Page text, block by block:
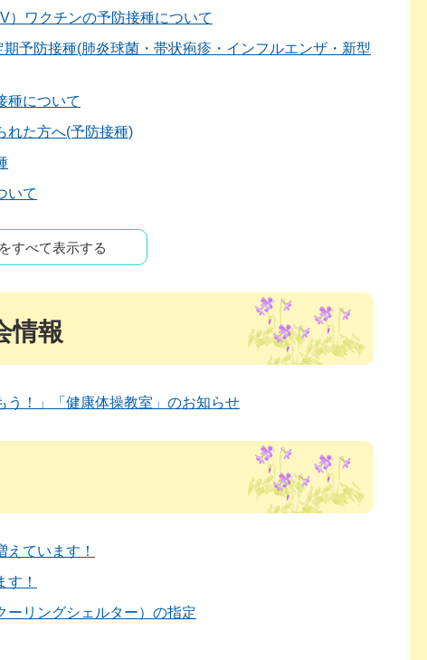
）ワクチンの予防接種について
予防接種(肺炎球菌・帯状疱疹・インフルエンザ・新型
種について
れた方へ(予防接種)
いて
すべて表示する
情報
う！」「健康体操教室」のお知らせ
ています！
！
ーリングシェルター）の指定